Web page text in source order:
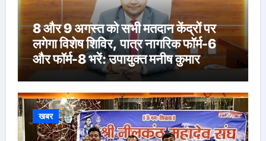
8 और 9 अगस्त को सभी मतदान केंद्रों पर
लगेगा विशेष शिविर, पात्र नागरिक फॉर्म-6
और फॉर्म-8 भरें: उपायुक्त मनीष कुमार
खबर